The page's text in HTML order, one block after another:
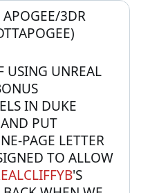
USING UNREAL
IN DUKE
PUT
PAGE LETTER
TO ALLOW
'S
3DR